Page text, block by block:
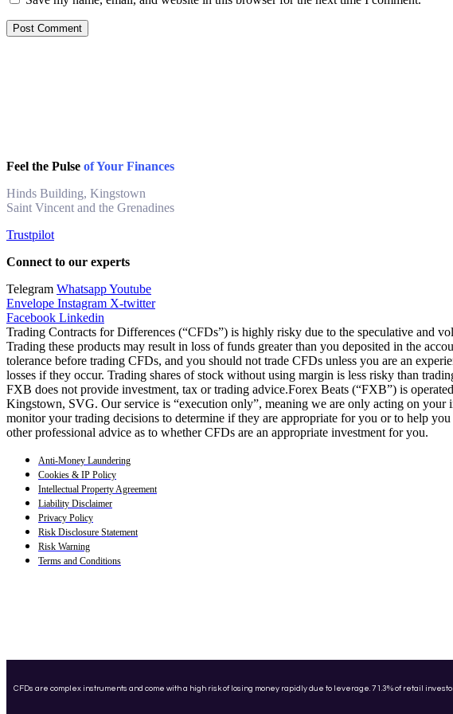
Feel the Pulse of Your Finances
Hinds Building, Kingstown
Saint Vincent and the Grenadines
Trustpilot
Connect to our experts
Telegram WhatsappYoutube
Envelope Instagram X-twitter
Facebook Linkedin
Trading Contracts for Differences (“CFDs”) is highly risky due to the speculative and
Trading these products may result in loss of funds greater than you deposited in the
tolerance before trading CFDs, and you should not trade CFDs unless you are an
losses if they occur. Trading shares of stock without using margin is less risky than
FXB does not provide investment, tax or trading advice.Forex Beats (“FXB”) is
Kingstown, SVG. Our service is “execution only”, meaning we are only acting on
monitor your trading decisions to determine if they are appropriate for you or to help
other professional advice as to whether CFDs are an appropriate investment for you.
Anti-Money Laundering
Cookies & IP Policy
Intellectual Property Agreement
Liability Disclaimer
Privacy Policy
Risk Disclosure Statement
Risk Warning
Terms and Conditions
CFDs are complex instruments and come with a high risk of losing money rapidly due to leverage. 71.3% of retail